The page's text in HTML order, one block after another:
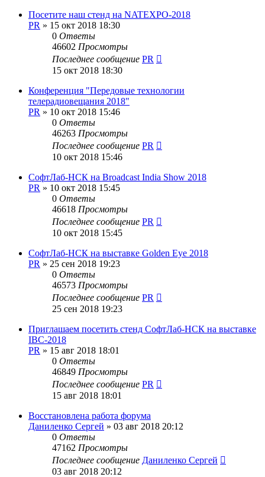
Посетите наш стенд на NATEXPO-2018
PR » 15 окт 2018 18:30
0 Ответы
46602 Просмотры
Последнее сообщение PR
15 окт 2018 18:30
Конференция "Передовые технологии
телерадиовещания 2018"
PR » 10 окт 2018 15:46
0 Ответы
46263 Просмотры
Последнее сообщение PR
10 окт 2018 15:46
СофтЛаб-НСК на Broadcast India Show 2018
PR » 10 окт 2018 15:45
0 Ответы
46618 Просмотры
Последнее сообщение PR
10 окт 2018 15:45
СофтЛаб-НСК на выставке Golden Eye 2018
PR » 25 сен 2018 19:23
0 Ответы
46573 Просмотры
Последнее сообщение PR
25 сен 2018 19:23
Приглашаем посетить стенд СофтЛаб-НСК на выставке
IBC-2018
PR » 15 авг 2018 18:01
0 Ответы
46849 Просмотры
Последнее сообщение PR
15 авг 2018 18:01
Восстановлена работа форума
Даниленко Сергей » 03 авг 2018 20:12
0 Ответы
47162 Просмотры
Последнее сообщение Даниленко Сергей
03 авг 2018 20:12